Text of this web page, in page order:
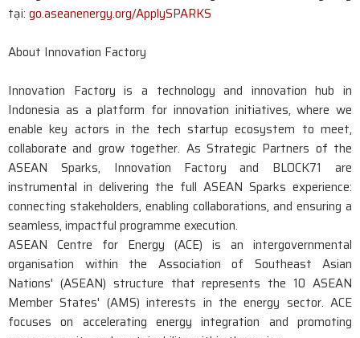
tại: go.aseanenergy.org/ApplySPARKS
About Innovation Factory
Innovation Factory is a technology and innovation hub in
Indonesia as a platform for innovation initiatives, where we
enable key actors in the tech startup ecosystem to meet,
collaborate and grow together. As Strategic Partners of the
ASEAN Sparks, Innovation Factory and BLOCK71 are
instrumental in delivering the full ASEAN Sparks experience:
connecting stakeholders, enabling collaborations, and ensuring a
seamless, impactful programme execution.
ASEAN Centre for Energy (ACE) is an intergovernmental
organisation within the Association of Southeast Asian
Nations' (ASEAN) structure that represents the 10 ASEAN
Member States' (AMS) interests in the energy sector. ACE
focuses on accelerating energy integration and promoting